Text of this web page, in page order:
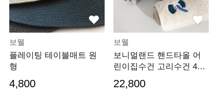
보웰
플레이팅 테이블매트 원
형
4,800
보웰
보니멀랜드 핸드타올 어
린이집수건 고리수건 4장
세트
22,800